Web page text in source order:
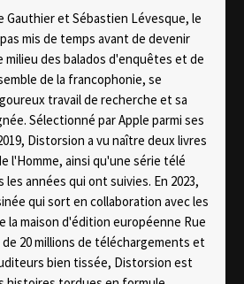
Gauthier et Sébastien Lévesque, le
mis de temps avant de devenir
milieu des balados d'enquêtes et de
de la francophonie, se
travail de recherche et sa
Sélectionné par Apple parmi ses
Distorsion a vu naître deux livres
l'Homme, ainsi qu'une série télé
les années qui ont suivies. En 2023,
qui sort en collaboration avec les
maison d'édition européenne Rue
de 20 millions de téléchargements et
bien tissée, Distorsion est